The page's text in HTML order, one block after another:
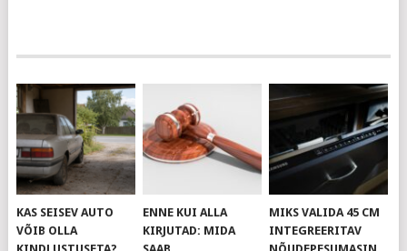
KAS SEISEV AUTO
VÕIB OLLA
ENNE KUI ALLA
KIRJUTAD: MIDA
MIKS VALIDA 45 CM
INTEGREERITAV